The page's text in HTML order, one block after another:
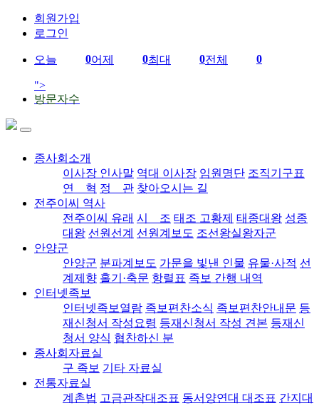
회원가입
로그인
오늘 0어제 0최대 0전체 0
">
방문자수
종사회소개
이사장 인사말 역대 이사장 임원명단 조직기구표
연 혁 정 관 찾아오시는 길
전주이씨 역사
전주이씨 유래 시 조 태조 고황제 태종대왕 성종
대왕 선원선계 선원계보도 조선왕실왕자군
안양군
안양군 분파계보도 가문을 빛낸 인물 유물·사적 선
계제향 홀기·축문 항렬표 족보 간행 내역
인터넷족보
인터넷족보열람 족보편찬소식 족보편찬안내문 등
재신청서 작성요령 등재신청서 작성 견본 등재신
청서 양식 협찬하신 분
종사회자료실
구 족보 기타 자료실
전통자료실
계촌법 고금관작대조표 동서양연대 대조표 간지대